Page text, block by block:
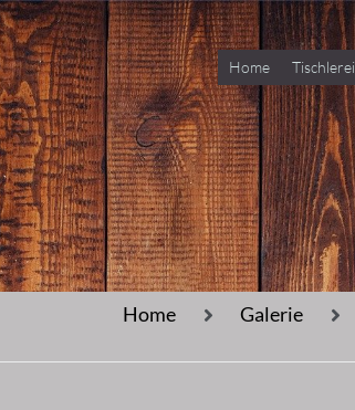
Home Tischlerei
Home Galerie